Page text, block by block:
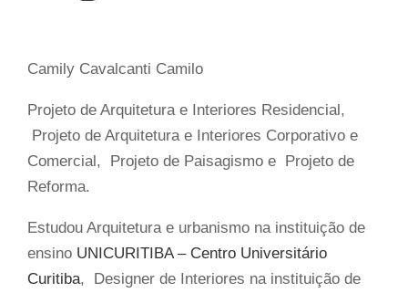
Camily Cavalcanti Camilo
Projeto de Arquitetura e Interiores Residencial,
Projeto de Arquitetura e Interiores Corporativo e
Comercial, Projeto de Paisagismo e Projeto de
Reforma.
Estudou Arquitetura e urbanismo na instituição de
ensino UNICURITIBA – Centro Universitário
Curitiba, Designer de Interiores na instituição de